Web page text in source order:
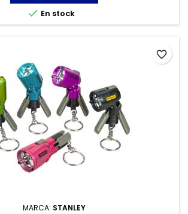
 En stock
MARCA: STANLEY
favorite_border